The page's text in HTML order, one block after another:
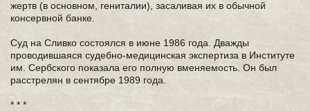
жертв (в основном, гениталии), засаливая их в обычной
консервной банке.
Суд на Сливко состоялся в июне 1986 года. Дважды
проводившаяся судебно-медицинская экспертиза в Институте
им. Сербского показала его полную вменяемость. Он был
расстрелян в сентябре 1989 года.
* * *